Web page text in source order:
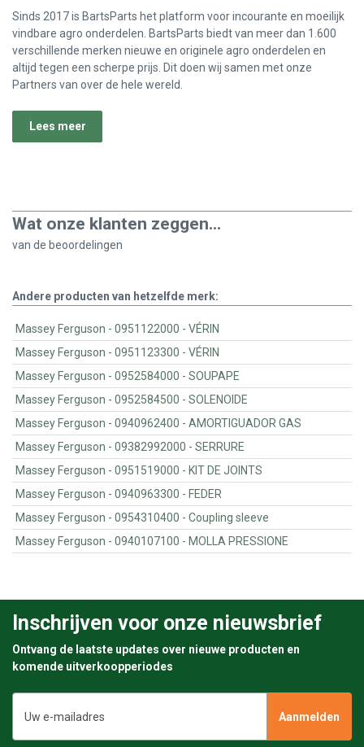
Sinds 2017 is BartsParts het platform voor incourante en moeilijk
vindbare agro onderdelen. BartsParts biedt van meer dan 1.600
verschillende merken nieuwe en originele agro onderdelen en
altijd tegen een scherpe prijs. Dit doen wij samen met onze
Partners van over de hele wereld.
Lees meer
Wat onze klanten zeggen...
van de beoordelingen
Andere producten van hetzelfde merk:
Massey Ferguson - 0951122000 - VÉRIN
Massey Ferguson - 0951123300 - VÉRIN
Massey Ferguson - 0952584000 - SOUPAPE
Massey Ferguson - 0952584500 - SOLENOIDE
Massey Ferguson - 0940962400 - AMORTIGUADOR GAS
Massey Ferguson - 09382992000 - SERRURE
Massey Ferguson - 0951519000 - KIT DE JOINTS
Massey Ferguson - 0940963300 - FEDER
Massey Ferguson - 0954310400 - Coupling sleeve
Massey Ferguson - 0940107100 - MOLLA PRESSIONE
Inschrijven voor onze nieuwsbrief
Ontvang de laatste updates over nieuwe producten en
komende uitverkoopperiodes
mailadres